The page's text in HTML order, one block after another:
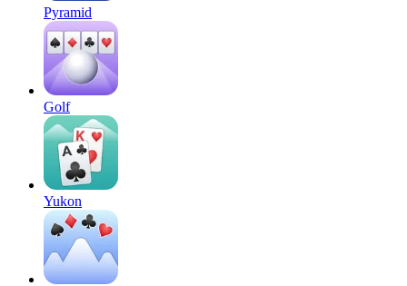
Pyramid
Golf
Yukon